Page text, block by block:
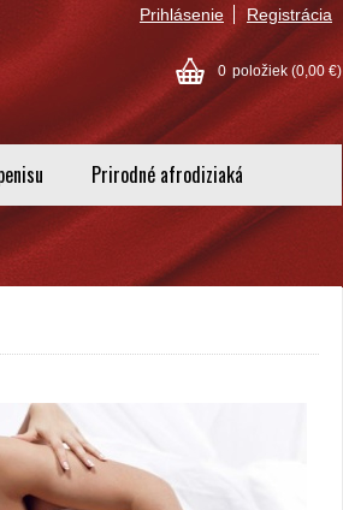
Prihlásenie Registrácia
0 položiek (0,00 €)
Prirodné afrodiziaká